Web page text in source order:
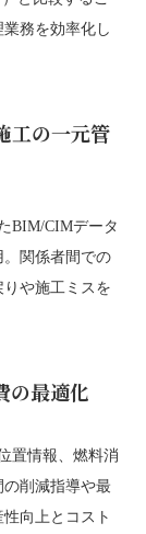
務を効率化し
工の一元管
BIM/CIMデータ
関係者間での
や施工ミスを
の最適化
置情報、燃料消
削減指導や最
向上とコスト